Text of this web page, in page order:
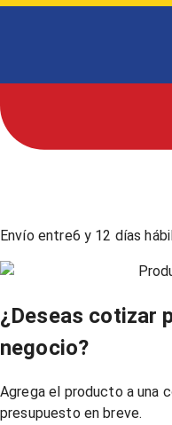
Envío entre6 y 12 días
¿Deseas cotizar
negocio?
Agrega el producto a una
presupuesto en breve.